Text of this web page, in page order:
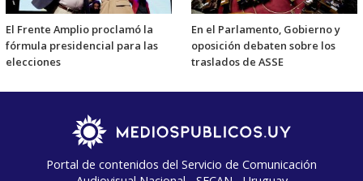
El Frente Amplio proclamó la
fórmula presidencial para las
elecciones
En el Parlamento, Gobierno y
oposición debaten sobre los
traslados de ASSE
Portal de contenidos del Servicio de Comunicación